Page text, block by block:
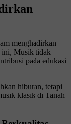
menghadirkan
ini, Musik tidak
pada edukasi
hiburan, tetapi
klasik di Tanah